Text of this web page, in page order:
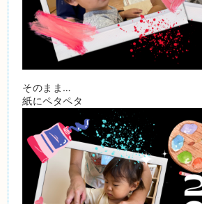
そのまま…
紙にペタペタ